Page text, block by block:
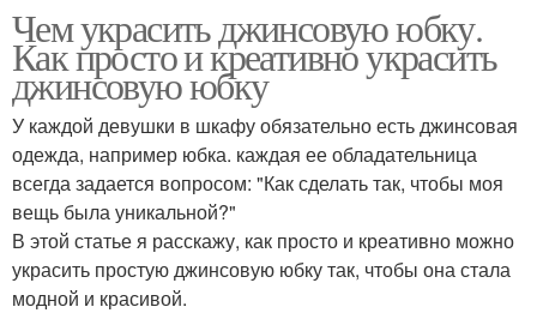
Чем украсить джинсовую юбку.
Как просто и креативно украсить
джинсовую юбку
У каждой девушки в шкафу обязательно есть джинсовая
одежда, например юбка. каждая ее обладательница
всегда задается вопросом: "Как сделать так, чтобы моя
вещь была уникальной?"
В этой статье я расскажу, как просто и креативно можно
украсить простую джинсовую юбку так, чтобы она стала
модной и красивой.